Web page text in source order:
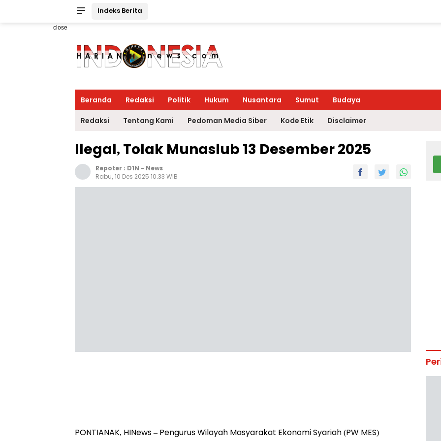
Indeks Berita
close
Beranda Redaksi Politik Hukum Nusantara Sumut Budaya
Redaksi Tentang Kami Pedoman Media Siber Kode Etik Disclaimer
Ilegal, Tolak Munaslub 13 Desember 2025
Repoter : D1N - News
Rabu, 10 Des 2025 10:33 WIB
PONTIANAK, HINews – Pengurus Wilayah Masyarakat Ekonomi Syariah (PW MES)